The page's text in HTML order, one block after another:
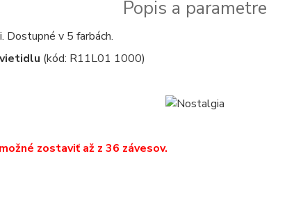
Popis a parametre
Dostupné v 5 farbách.
(kód: R11L01 1000)
zostaviť až z 36 závesov.